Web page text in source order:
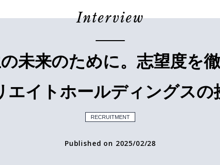
Interview
未来のために。志望度を
エイトホールディングスの
RECRUITMENT
Published on 2025/02/28